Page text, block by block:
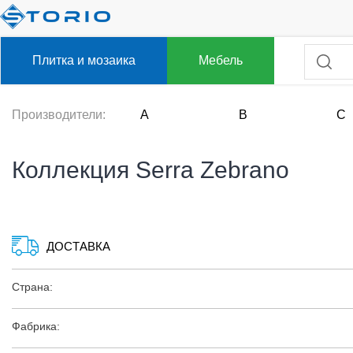
Плитка и мозаика Мебель
Производители: A B C
Коллекция Serra Zebrano
ДОСТАВКА
Страна:
Фабрика: